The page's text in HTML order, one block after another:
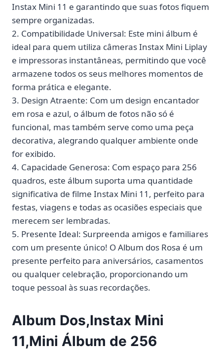
Instax Mini 11 e garantindo que suas fotos fiquem
sempre organizadas.
2. Compatibilidade Universal: Este mini álbum é
ideal para quem utiliza câmeras Instax Mini Liplay
e impressoras instantâneas, permitindo que você
armazene todos os seus melhores momentos de
forma prática e elegante.
3. Design Atraente: Com um design encantador
em rosa e azul, o álbum de fotos não só é
funcional, mas também serve como uma peça
decorativa, alegrando qualquer ambiente onde
for exibido.
4. Capacidade Generosa: Com espaço para 256
quadros, este álbum suporta uma quantidade
significativa de filme Instax Mini 11, perfeito para
festas, viagens e todas as ocasiões especiais que
merecem ser lembradas.
5. Presente Ideal: Surpreenda amigos e familiares
com um presente único! O Album dos Rosa é um
presente perfeito para aniversários, casamentos
ou qualquer celebração, proporcionando um
toque pessoal às suas recordações.
Album Dos,Instax Mini
11,Mini Álbum de 256